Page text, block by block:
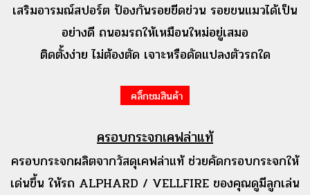
เสริมอารมณ์สปอร์ต ป้องกันรอยขีดข่วน รอยขนแมวได้เป็น
อย่างดี ถนอมรถให้เหมือนใหม่อยู่เสมอ
ติดตั้งง่าย ไม่ต้องตัด เจาะหรือดัดแปลงตัวรถใด
คลิ๊กชมสินค้า
ครอบกระจกเคฟล่าแท้
ครอบกระจกผลิตจากวัสดุเคฟล่าแท้ ช่วยคัดกรอบกระจกให้
เด่นขึ้น ให้รถ ALPHARD / VELLFIRE ของคุณดูมีลูกเล่น